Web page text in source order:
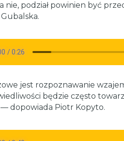
nie, podział powinien być
jest rozpoznawanie
będzie często
dopowiada Piotr Kopyto.